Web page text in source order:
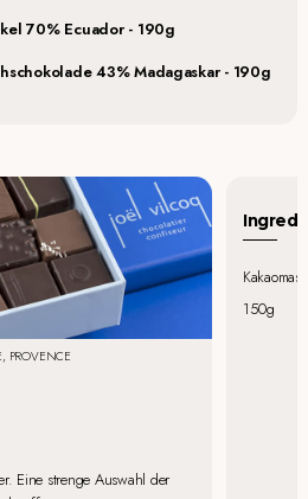
70% Ecuador - 190g
43% Madagaskar - 190g
PROVENCE
Eine strenge Auswahl der
150g